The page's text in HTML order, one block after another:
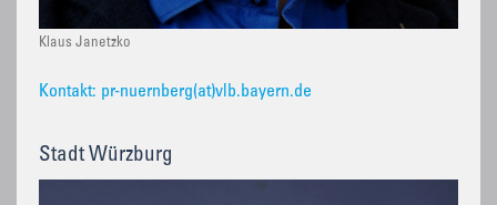
Klaus Janetzko
Kontakt: pr-nuernberg(at)vlb.bayern.de
Stadt Würzburg